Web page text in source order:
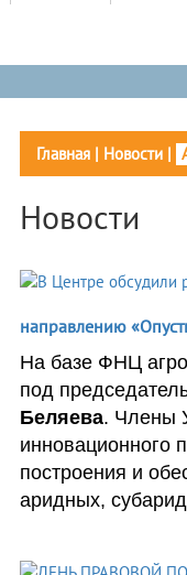
Главная| Новости|
Новости
направлению
На базе ФНЦ
под
Беляева. Члены
инновационного
построения и
аридных,